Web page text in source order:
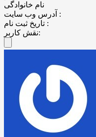
نام خانوادگی
آدرس وب سایت :
تاریخ ثبت نام :
نقش کاربر: